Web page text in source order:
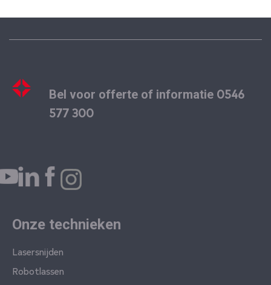
Bel voor offerte of informatie 0546
577 300
Onze technieken
Lasersnijden
Robotlassen